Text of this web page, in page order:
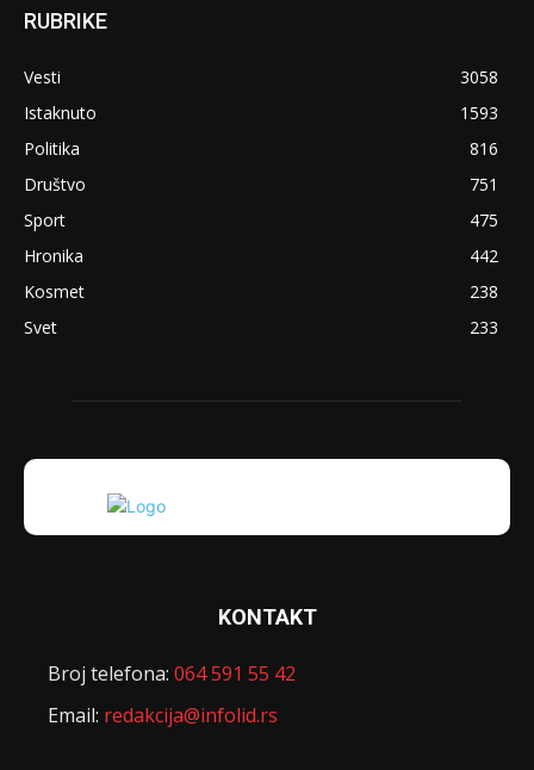
RUBRIKE
Vesti
3058
Istaknuto
1593
Politika
816
Društvo
751
Sport
475
Hronika
442
Kosmet
238
Svet
233
KONTAKT
Broj telefona: 064 591 55 42
Email: redakcija@infolid.rs